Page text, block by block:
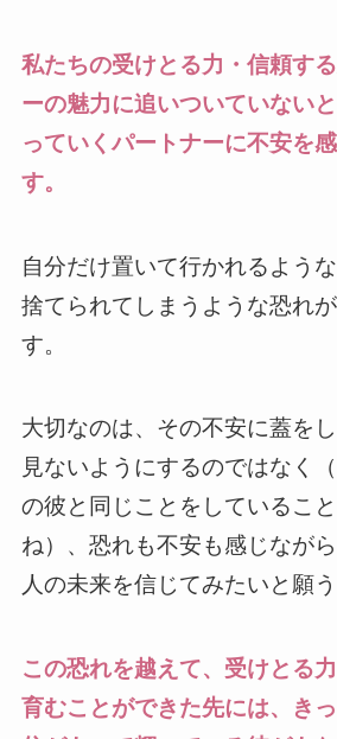
私たちの受けとる力・信頼す
ーの魅力に追いついていない
っていくパートナーに不安を
す。
自分だけ置いて行かれるよう
捨てられてしまうような恐れ
す。
大切なのは、その不安に蓋を
見ないようにするのではなく
の彼と同じことをしているこ
ね）、恐れも不安も感じなが
人の未来を信じてみたいと願う
この恐れを越えて、受けとる
育むことができた先には、き